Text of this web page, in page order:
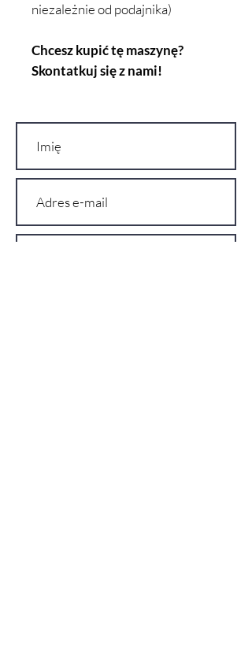
niezależnie od podajnika)
Chcesz kupić tę maszynę?
Skontatkuj się z nami!